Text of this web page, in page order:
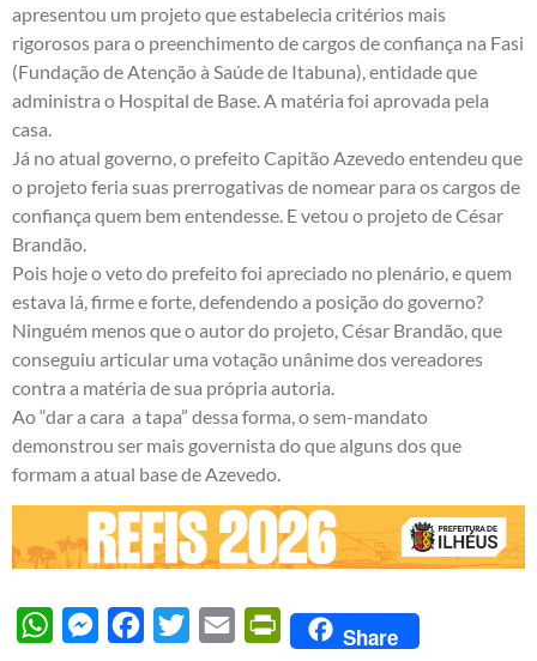
apresentou um projeto que estabelecia critérios mais
rigorosos para o preenchimento de cargos de confiança na Fasi
(Fundação de Atenção à Saúde de Itabuna), entidade que
administra o Hospital de Base. A matéria foi aprovada pela
casa.
Já no atual governo, o prefeito Capitão Azevedo entendeu que
o projeto feria suas prerrogativas de nomear para os cargos de
confiança quem bem entendesse. E vetou o projeto de César
Brandão.
Pois hoje o veto do prefeito foi apreciado no plenário, e quem
estava lá, firme e forte, defendendo a posição do governo?
Ninguém menos que o autor do projeto, César Brandão, que
conseguiu articular uma votação unânime dos vereadores
contra a matéria de sua própria autoria.
Ao “dar a cara a tapa” dessa forma, o sem-mandato
demonstrou ser mais governista do que alguns dos que
formam a atual base de Azevedo.
WhatsAppMessengerFacebook
Twitter Email PrintFriendly
Share